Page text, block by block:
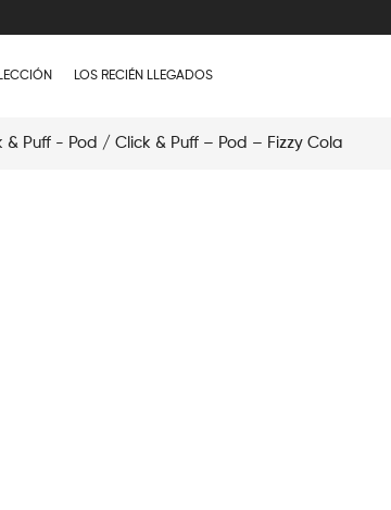
LOS RECIÉN LLEGADOS
& Puff - Pod / Click & Puff – Pod – Fizzy Cola